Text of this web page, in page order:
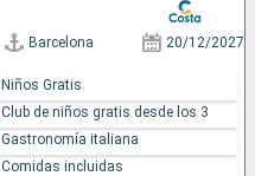
Barcelona 20/12/2027
Niños Gratis
Club de niños gratis desde los 3
Gastronomía italiana
Comidas incluidas